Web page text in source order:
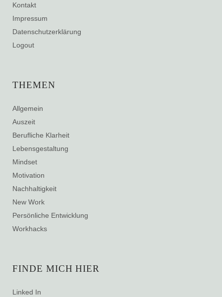
Kontakt
Impressum
Datenschutzerklärung
Logout
THEMEN
Allgemein
Auszeit
Berufliche Klarheit
Lebensgestaltung
Mindset
Motivation
Nachhaltigkeit
New Work
Persönliche Entwicklung
Workhacks
FINDE MICH HIER
Linked In